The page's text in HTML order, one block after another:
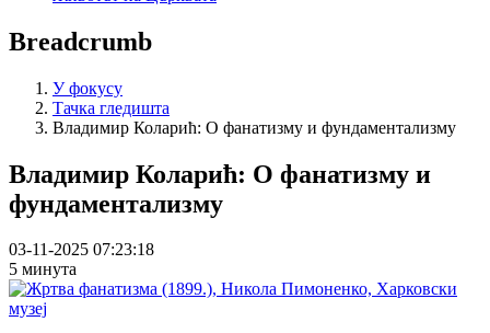
Breadcrumb
У фокусу
Тачка гледишта
Владимир Коларић: О фанатизму и фундаментализму
Владимир Коларић: О фанатизму и
фундаментализму
03-11-2025 07:23:18
5 минута